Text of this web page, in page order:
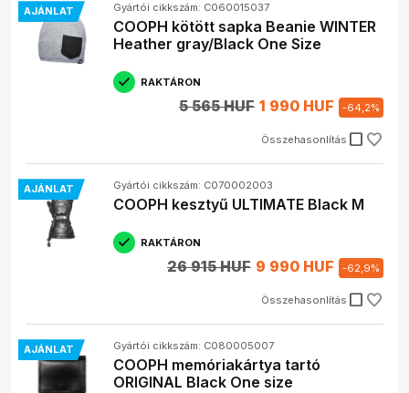
AJÁNLAT Gyártói cikkszám: C060015037
COOPH kötött sapka Beanie WINTER
Heather gray/Black One Size
RAKTÁRON
Összehasonlítás check_box_outline_blank
5 565 HUF 1 990 HUF -64,2%
AJÁNLAT Gyártói cikkszám: C070002003
COOPH kesztyű ULTIMATE Black M
RAKTÁRON
Összehasonlítás check_box_outline_blank
26 915 HUF 9 990 HUF -62,9%
AJÁNLAT Gyártói cikkszám: C080005007
COOPH memóriakártya tartó
ORIGINAL Black One size